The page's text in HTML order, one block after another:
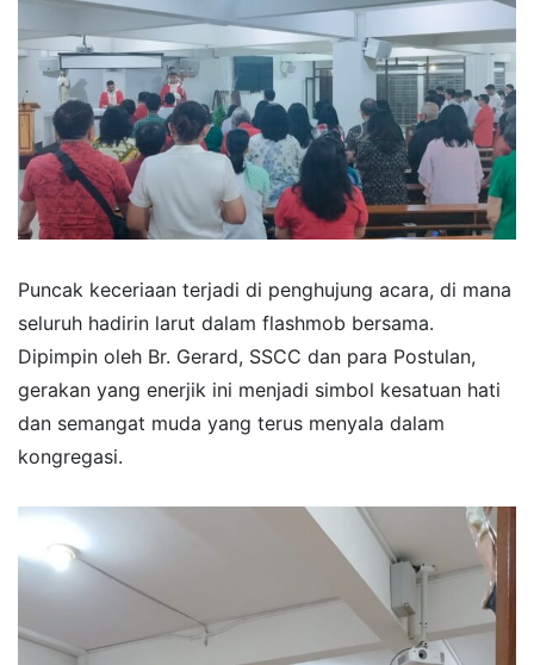
​Puncak keceriaan terjadi di penghujung acara, di mana
seluruh hadirin larut dalam flashmob bersama.
Dipimpin oleh Br. Gerard, SSCC dan para Postulan,
gerakan yang enerjik ini menjadi simbol kesatuan hati
dan semangat muda yang terus menyala dalam
kongregasi.